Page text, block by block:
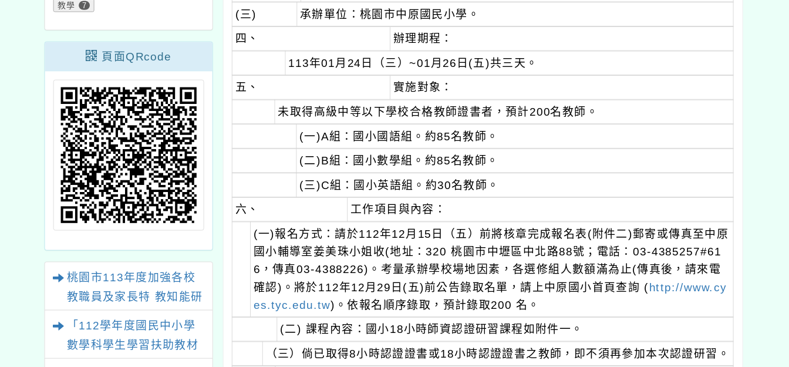
教學 7
頁面QRcode
桃園市113年度加強各校
教職員及家長特 教知能研
「112學年度國民中小學
數學科學生學習扶助教材
(三) 承辦單位：桃園市中原國民小學。
四、 辦理期程：
113年01月24日（三）~01月26日(五)共三天。
五、
實施對象：
未取得高級中等以下學校合格教師證書者，預計200名教師。
(一)A組：國小國語組。約85名教師。
(二)B組：國小數學組。約85名教師。
(三)C組：國小英語組。約30名教師。
六、
工作項目與內容：
(一)報名方式：請於112年12月15日（五）前將核章完成報名表(附件二)郵寄或傳真至中原
國小輔導室姜美珠小姐收(地址：320 桃園市中壢區中北路88號；電話：03-4385257#61
6，傳真03-4388226)。考量承辦學校場地因素，各選修組人數額滿為止(傳真後，請來電
確認)。將於112年12月29日(五)前公告錄取名單，請上中原國小首頁查詢 (http://www.cy
es.tyc.edu.tw)。依報名順序錄取，預計錄取200 名。
(二) 課程內容：國小18小時師資認證研習課程如附件一。
（三）倘已取得8小時認證證書或18小時認證證書之教師，即不須再參加本次認證研習。